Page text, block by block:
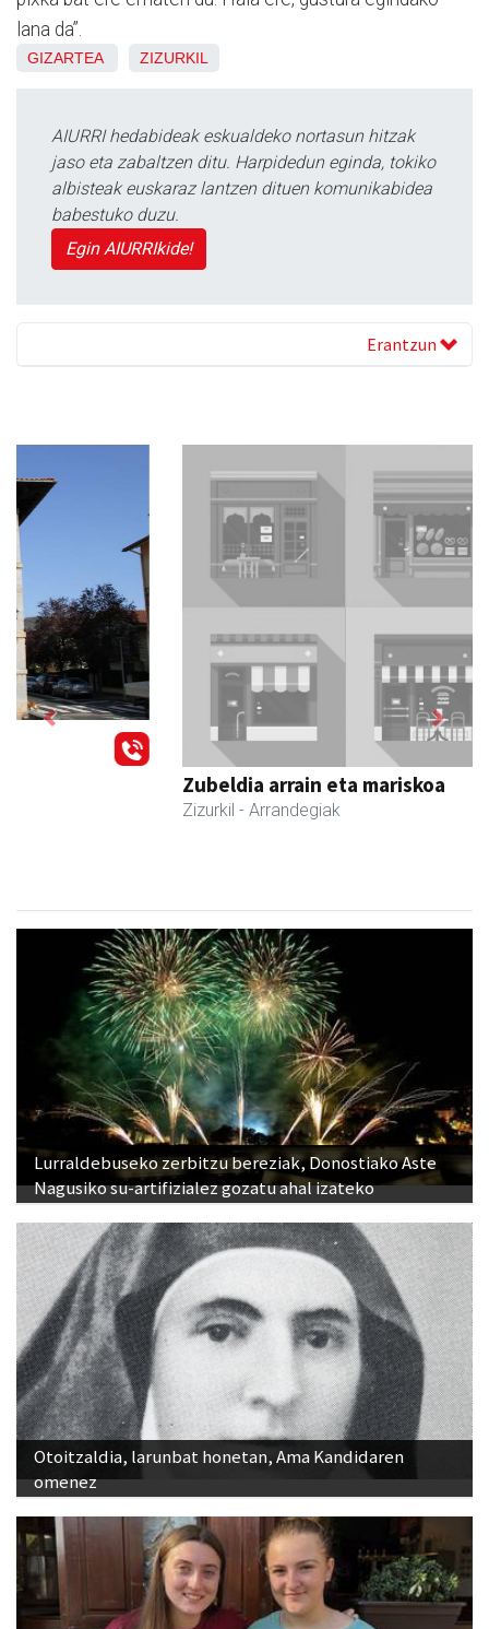
lana da”.
GIZARTEA ZIZURKIL
AIURRI hedabideak eskualdeko nortasun hitzak
jaso eta zabaltzen ditu. Harpidedun eginda, tokiko
albisteak euskaraz lantzen dituen komunikabidea
babestuko duzu.
Egin AIURRIkide!
Erantzun
Zubeldia arrain eta mariskoa
Previous Next
Lurraldebuseko zerbitzu bereziak, Donostiako Aste
Nagusiko su-artifizialez gozatu ahal izateko
Otoitzaldia, larunbat honetan, Ama Kandidaren
omenez